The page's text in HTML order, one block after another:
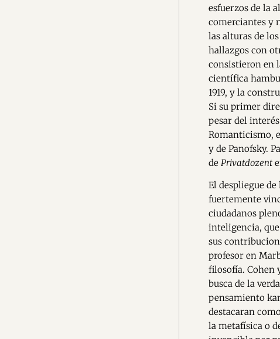
esfuerzos de la
comerciantes y
las alturas de
hallazgos con
consistieron en
científica
1919, y la
Si su primer
pesar del
Romanticismo,
y de Panofsky.
de Privatdozent
El despliegue
fuertemente
ciudadanos
inteligencia,
sus
profesor en
filosofía. Cohen
busca de la
pensamiento
destacaran
la metafísica o